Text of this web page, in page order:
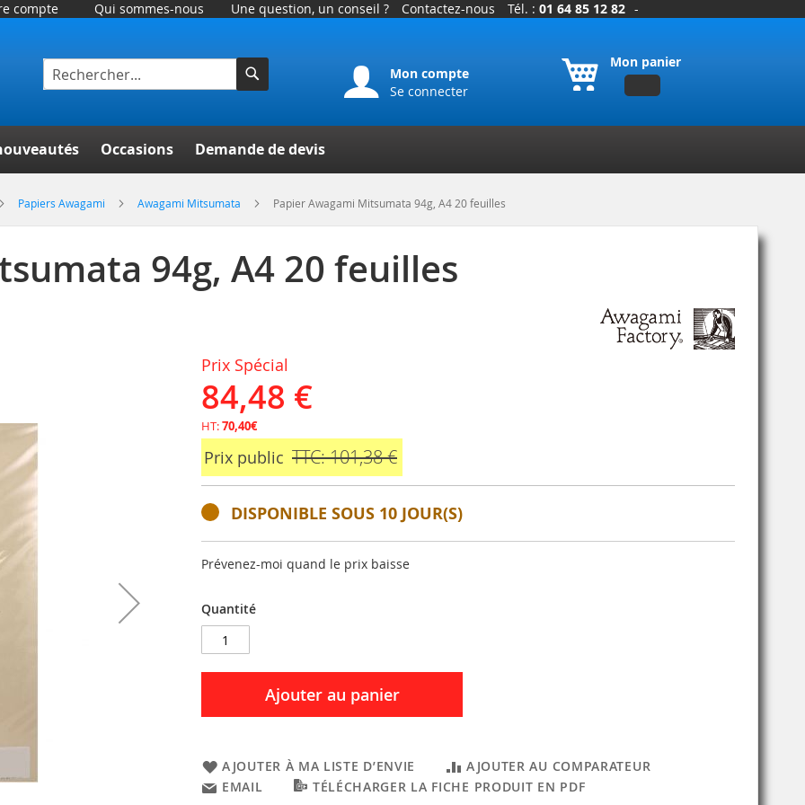
compte Qui sommes-nous Une question, un conseil ? Contactez-nous Tél. : 01 64 85 12 82 -
Mon panier
Mon compte
Se connecter
Occasions Demande de devis
Papiers Awagami Awagami Mitsumata Papier Awagami Mitsumata 94g, A4 20 feuilles
94g, A4 20 feuilles
Prix Spécial
84,48 €
HT:70,40€
Prix public TTC: 101,38 €
DISPONIBLE SOUS 10 JOUR(S)
Prévenez-moi quand le prix baisse
Quantité
Ajouter au panier
AJOUTER À MA LISTE D’ENVIE
AJOUTER AU COMPARATEUR
EMAIL
TÉLÉCHARGER LA FICHE PRODUIT EN PDF